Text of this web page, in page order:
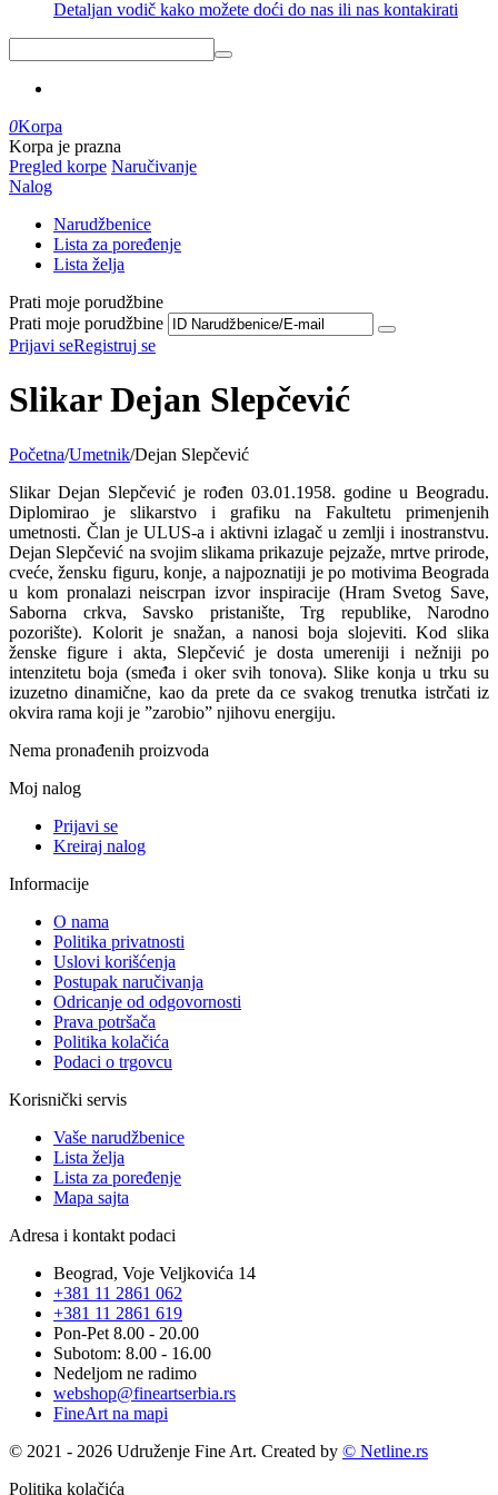
Detaljan vodič kako možete doći do nas ili nas kontakirati
0Korpa
Korpa je prazna
Pregled korpe Naručivanje
Nalog
Narudžbenice
Lista za poređenje
Lista želja
Prati moje porudžbine
Prati moje porudžbine
Prijavi seRegistruj se
Slikar Dejan Slepčević
Početna/Umetnik/Dejan Slepčević
Slikar Dejan Slepčević je rođen 03.01.1958. godine u Beogradu.
Diplomirao je slikarstvo i grafiku na Fakultetu primenjenih
umetnosti. Član je ULUS-a i aktivni izlagač u zemlji i inostranstvu.
Dejan Slepčević na svojim slikama prikazuje pejzaže, mrtve prirode,
cveće, žensku figuru, konje, a najpoznatiji je po motivima Beograda
u kom pronalazi neiscrpan izvor inspiracije (Hram Svetog Save,
Saborna crkva, Savsko pristanište, Trg republike, Narodno
pozorište). Kolorit je snažan, a nanosi boja slojeviti. Kod slika
ženske figure i akta, Slepčević je dosta umereniji i nežniji po
intenzitetu boja (smeđa i oker svih tonova). Slike konja u trku su
izuzetno dinamične, kao da prete da ce svakog trenutka istrčati iz
okvira rama koji je ”zarobio” njihovu energiju.
Nema pronađenih proizvoda
Moj nalog
Prijavi se
Kreiraj nalog
Informacije
O nama
Politika privatnosti
Uslovi korišćenja
Postupak naručivanja
Odricanje od odgovornosti
Prava potršača
Politika kolačića
Podaci o trgovcu
Korisnički servis
Vaše narudžbenice
Lista želja
Lista za poređenje
Mapa sajta
Adresa i kontakt podaci
Beograd, Voje Veljkovića 14
+381 11 2861 062
+381 11 2861 619
Pon-Pet 8.00 - 20.00
Subotom: 8.00 - 16.00
Nedeljom ne radimo
webshop@fineartserbia.rs
FineArt na mapi
© 2021 - 2026 Udruženje Fine Art. Created by © Netline.rs
Politika kolačića